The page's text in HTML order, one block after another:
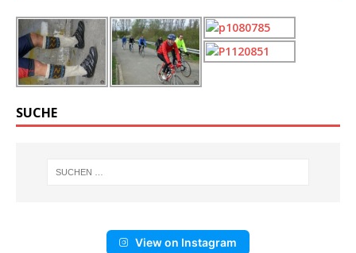
SUCHE
View on Instagram